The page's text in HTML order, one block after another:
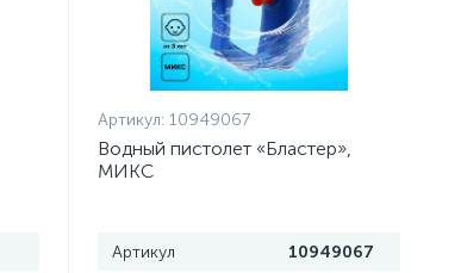
Артикул: 10949067
Водный пистолет «Бластер»,
МИКС
Артикул
10949067